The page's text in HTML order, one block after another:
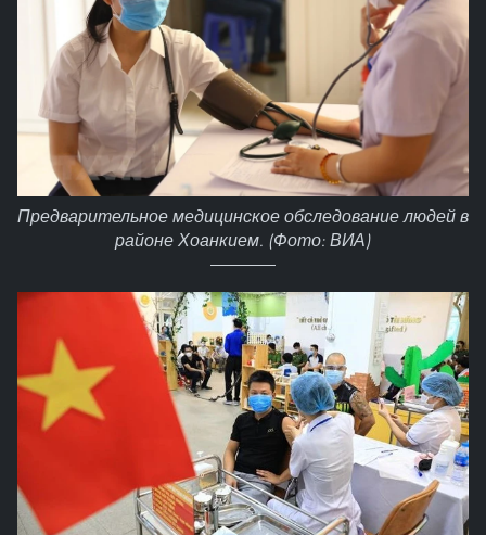
Предварительное медицинское обследование людей в
районе Хоанкием. (Фото: ВИА)